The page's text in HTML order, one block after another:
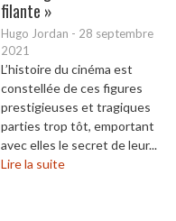
filante »
Hugo Jordan - 28 septembre
2021
L’histoire du cinéma est
constellée de ces figures
prestigieuses et tragiques
parties trop tôt, emportant
avec elles le secret de leur...
Lire la suite